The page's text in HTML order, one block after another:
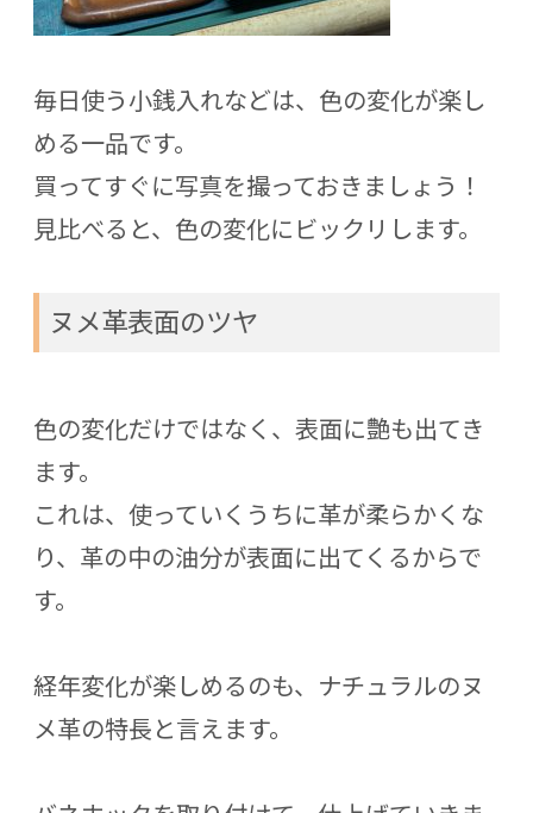
毎日使う小銭入れなどは、色の変化が楽し
める一品です。
買ってすぐに写真を撮っておきましょう！
見比べると、色の変化にビックリします。
ヌメ革表面のツヤ
色の変化だけではなく、表面に艶も出てき
ます。
これは、使っていくうちに革が柔らかくな
り、革の中の油分が表面に出てくるからで
す。
経年変化が楽しめるのも、ナチュラルのヌ
メ革の特長と言えます。